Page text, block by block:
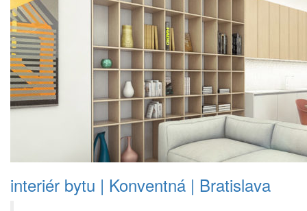
interiér bytu | Konventná | Bratislava